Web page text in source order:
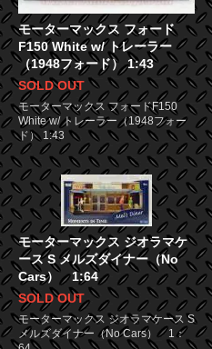
モーターマックス フォード
F150 White w/ トレーラー
（1948フォード） 1:43
SOLD OUT
モーターマックス フォードF150
White w/ トレーラー（1948フォー
ド） 1:43
モーターマックス ジオラマケ
ース S メルズダイナー（No
Cars） 1:64
SOLD OUT
モーターマックス ジオラマケース S
メルズダイナー（No Cars） 1：